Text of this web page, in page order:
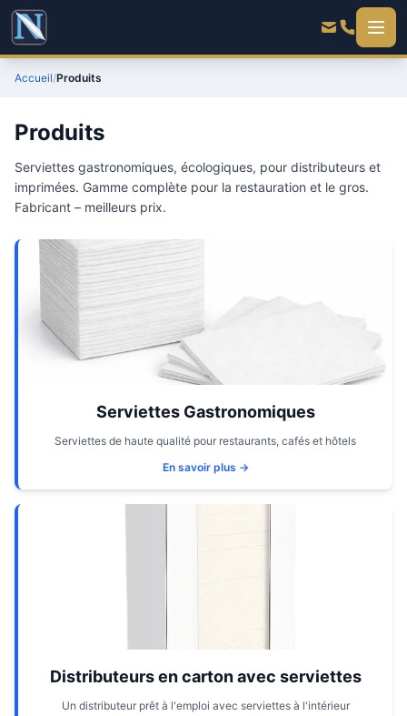
Accueil/Produits
Produits
Serviettes gastronomiques, écologiques, pour distributeurs et
imprimées. Gamme complète pour la restauration et le gros.
Fabricant – meilleurs prix.
Serviettes Gastronomiques
Serviettes de haute qualité pour restaurants, cafés et hôtels
En savoir plus →
Distributeurs en carton avec serviettes
Un distributeur prêt à l'emploi avec serviettes à l'intérieur